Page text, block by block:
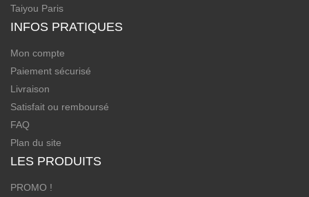
Taiyou Paris
INFOS PRATIQUES
Mon compte
Paiement sécurisé
Livraison
Satisfait ou remboursé
FAQ
Plan du site
LES PRODUITS
PROMO !